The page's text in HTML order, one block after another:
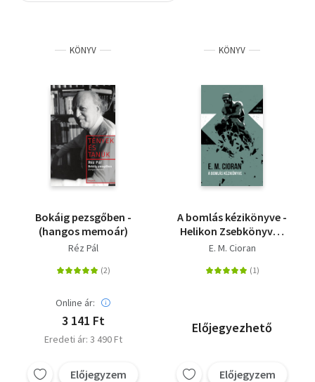
Tankönyv, segédkönyv
Társadalomtudomány
Természettudomány
Történelem
KÖNYV
Bokáig pezsgőben -
(hangos memoár)
Réz Pál
Online ár:
3 141 Ft
Eredeti ár: 3 490 Ft
Előjegyzem
KÖNYV
A bomlás kézikönyve -
Helikon Zsebkönyvek
90.
E. M. Cioran
Előjegyezhető
Előjegyzem